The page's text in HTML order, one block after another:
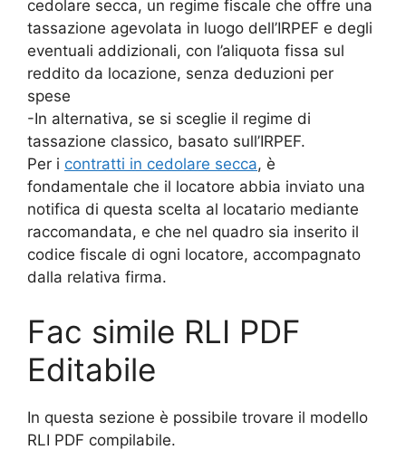
cedolare secca, un regime fiscale che offre una
tassazione agevolata in luogo dell’IRPEF e degli
eventuali addizionali, con l’aliquota fissa sul
reddito da locazione, senza deduzioni per
spese
-In alternativa, se si sceglie il regime di
tassazione classico, basato sull’IRPEF.
Per i contratti in cedolare secca, è
fondamentale che il locatore abbia inviato una
notifica di questa scelta al locatario mediante
raccomandata, e che nel quadro sia inserito il
codice fiscale di ogni locatore, accompagnato
dalla relativa firma.
Fac simile RLI PDF
Editabile
In questa sezione è possibile trovare il modello
RLI PDF compilabile.